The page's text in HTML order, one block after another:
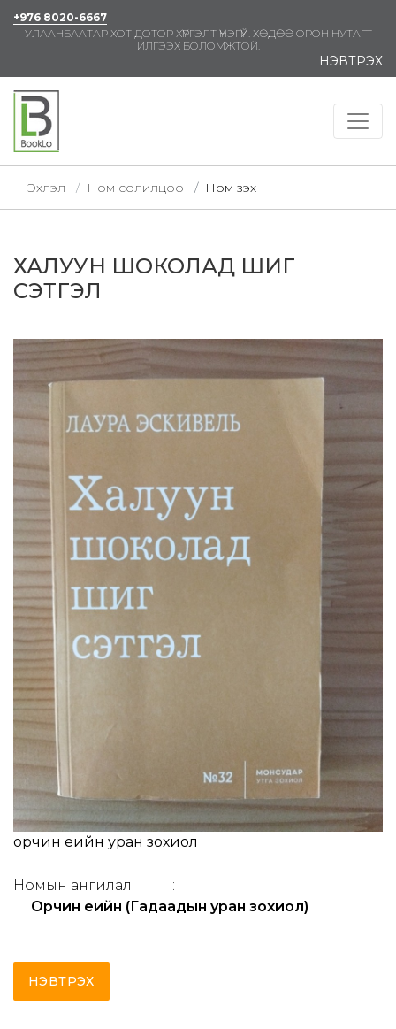
+976 8020-6667
УЛААНБААТАР ХОТ ДОТОР ХҮРГЭЛТ ҮНЭГҮЙ. ХӨДӨӨ ОРОН НУТАГТ
ИЛГЭЭХ БОЛОМЖТОЙ.
НЭВТРЭХ
Эхлэл Ном солилцоо Ном үзэх
ХАЛУУН ШОКОЛАД ШИГ
СЭТГЭЛ
орчин үеийн уран зохиол
Номын ангилал
:
Орчин үеийн (Гадаадын уран зохиол)
НЭВТРЭХ